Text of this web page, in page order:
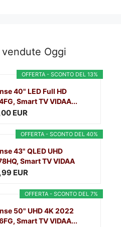
Oggi
OFFERTA - SCONTO DEL 13%
40" LED Full HD
Smart TV VIDAA...
EUR
OFFERTA - SCONTO DEL 40%
43" QLED UHD
Smart TV VIDAA
EUR
OFFERTA - SCONTO DEL 7%
50" UHD 4K 2022
Smart TV VIDAA...